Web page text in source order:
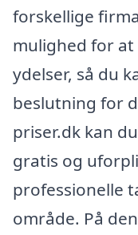
forskellige
mulighed for
ydelser, så du
beslutning for
priser.dk kan
gratis og
professionelle
område. På